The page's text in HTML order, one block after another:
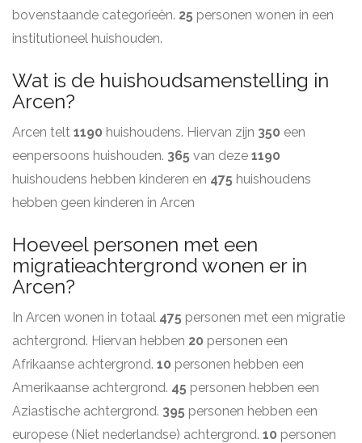
bovenstaande categorieën. 25 personen wonen in een
institutioneel huishouden.
Wat is de huishoudsamenstelling in
Arcen?
Arcen telt 1190 huishoudens. Hiervan zijn 350 een
eenpersoons huishouden. 365 van deze 1190
huishoudens hebben kinderen en 475 huishoudens
hebben geen kinderen in Arcen
Hoeveel personen met een
migratieachtergrond wonen er in
Arcen?
In Arcen wonen in totaal 475 personen met een migratie
achtergrond. Hiervan hebben 20 personen een
Afrikaanse achtergrond. 10 personen hebben een
Amerikaanse achtergrond. 45 personen hebben een
Aziastische achtergrond. 395 personen hebben een
europese (Niet nederlandse) achtergrond. 10 personen